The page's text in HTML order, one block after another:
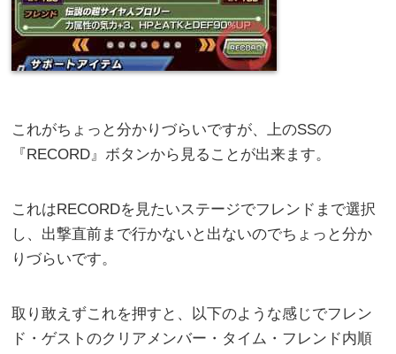
これがちょっと分かりづらいですが、上のSSの
『RECORD』ボタンから見ることが出来ます。
これはRECORDを見たいステージでフレンドまで選択
し、出撃直前まで行かないと出ないのでちょっと分か
りづらいです。
取り敢えずこれを押すと、以下のような感じでフレン
ド・ゲストのクリアメンバー・タイム・フレンド内順